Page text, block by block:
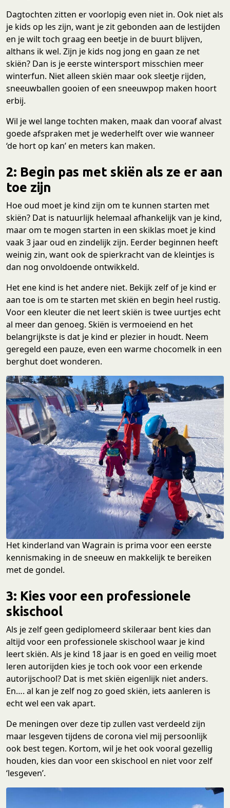
Dagtochten zitten er voorlopig even niet in. Ook niet als
je kids op les zijn, want je zit gebonden aan de lestijden
en je wilt toch graag een beetje in de buurt blijven,
althans ik wel. Zijn je kids nog jong en gaan ze net
skiën? Dan is je eerste wintersport misschien meer
winterfun. Niet alleen skiën maar ook sleetje rijden,
sneeuwballen gooien of een sneeuwpop maken hoort
erbij.
Wil je wel lange tochten maken, maak dan vooraf alvast
goede afspraken met je wederhelft over wie wanneer
‘de hort op kan’ en meters kan maken.
2: Begin pas met skiën als ze er aan
toe zijn
Hoe oud moet je kind zijn om te kunnen starten met
skiën? Dat is natuurlijk helemaal afhankelijk van je kind,
maar om te mogen starten in een skiklas moet je kind
vaak 3 jaar oud en zindelijk zijn. Eerder beginnen heeft
weinig zin, want ook de spierkracht van de kleintjes is
dan nog onvoldoende ontwikkeld.
Het ene kind is het andere niet. Bekijk zelf of je kind er
aan toe is om te starten met skiën en begin heel rustig.
Voor een kleuter die net leert skiën is twee uurtjes echt
al meer dan genoeg. Skiën is vermoeiend en het
belangrijkste is dat je kind er plezier in houdt. Neem
geregeld een pauze, even een warme chocomelk in een
berghut doet wonderen.
Het kinderland van Wagrain is prima voor een eerste
kennismaking in de sneeuw en makkelijk te bereiken
met de gondel.
3: Kies voor een professionele
skischool
Als je zelf geen gediplomeerd skileraar bent kies dan
altijd voor een professionele skischool waar je kind
leert skiën. Als je kind 18 jaar is en goed en veilig moet
leren autorijden kies je toch ook voor een erkende
autorijschool? Dat is met skiën eigenlijk niet anders.
En…. al kan je zelf nog zo goed skiën, iets aanleren is
echt wel een vak apart.
De meningen over deze tip zullen vast verdeeld zijn
maar lesgeven tijdens de corona viel mij persoonlijk
ook best tegen. Kortom, wil je het ook vooral gezellig
houden, kies dan voor een skischool en niet voor zelf
‘lesgeven’.